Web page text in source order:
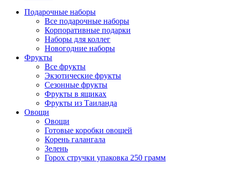
Подарочные наборы
Все подарочные наборы
Корпоративные подарки
Наборы для коллег
Новогодние наборы
Фрукты
Все фрукты
Экзотические фрукты
Сезонные фрукты
Фрукты в ящиках
Фрукты из Таиланда
Овощи
Овощи
Готовые коробки овощей
Корень галангала
Зелень
Горох стручки упаковка 250 грамм